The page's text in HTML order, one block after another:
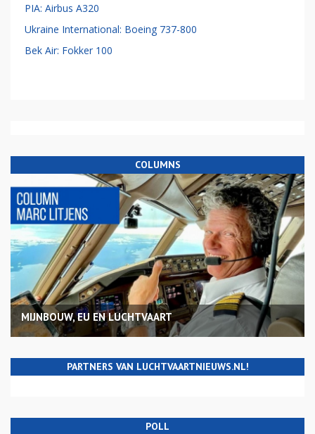
PIA: Airbus A320
Ukraine International: Boeing 737-800
Bek Air: Fokker 100
COLUMNS
MIJNBOUW, EU EN LUCHTVAART
PARTNERS VAN LUCHTVAARTNIEUWS.NL!
POLL